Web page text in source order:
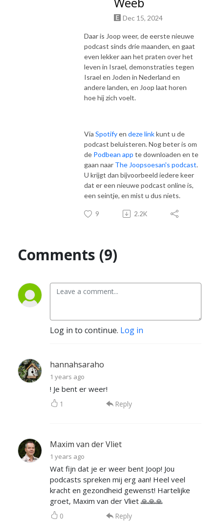
Dec 15, 2024
Daar is Joop weer, de eerste nieuwe
podcast sinds drie maanden, en gaat
even lekker aan het praten over het
leven in Israel, demonstraties tegen
Israel en Joden in Nederland en
andere landen, en Joop laat horen
hoe hij zich voelt.
Via Spotifyen deze linkkunt u de
podcast beluisteren. Nog beter is om
de Podbean app te downloaden en te
gaan naar The Joopsoesan's podcast.
U krijgt dan bijvoorbeeld iedere keer
dat er een nieuwe podcast online is,
een seintje, en mist u dus niets.
9 2.2K
Comments (9)
Log in to continue. Log in
hannahsaraho
1 years ago
! Je bent er weer!
1 Reply
Maxim van der Vliet
1 years ago
Wat fijn dat je er weer bent Joop! Jou
podcasts spreken mij erg aan! Heel veel
kracht en gezondheid gewenst! Hartelijke
groet, Maxim van der Vliet 🙏🙏🙏
0 Reply